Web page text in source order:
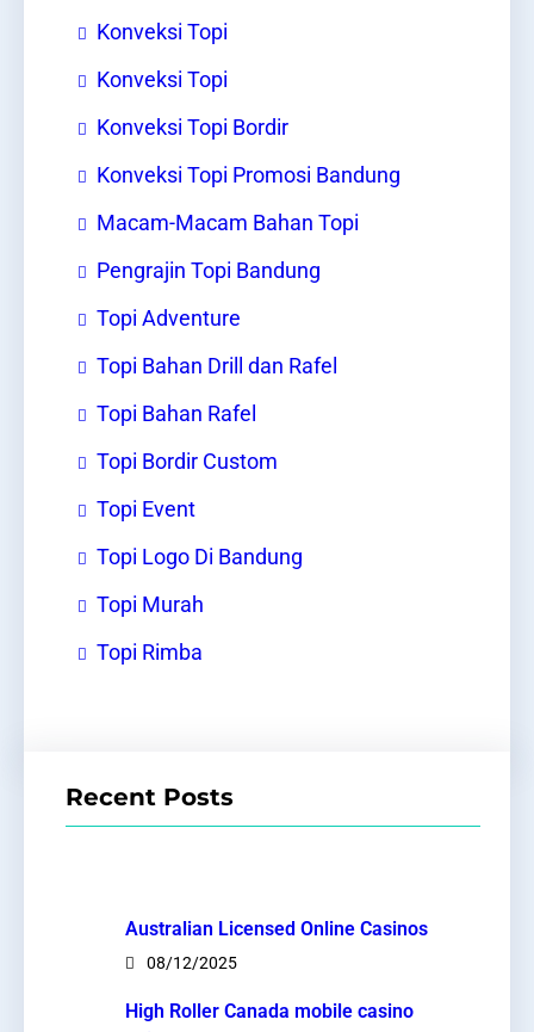
Konveksi Topi
Konveksi Topi
Konveksi Topi Bordir
Konveksi Topi Promosi Bandung
Macam-Macam Bahan Topi
Pengrajin Topi Bandung
Topi Adventure
Topi Bahan Drill dan Rafel
Topi Bahan Rafel
Topi Bordir Custom
Topi Event
Topi Logo Di Bandung
Topi Murah
Topi Rimba
Recent Posts
Australian Licensed Online Casinos
08/12/2025
High Roller Canada mobile casino